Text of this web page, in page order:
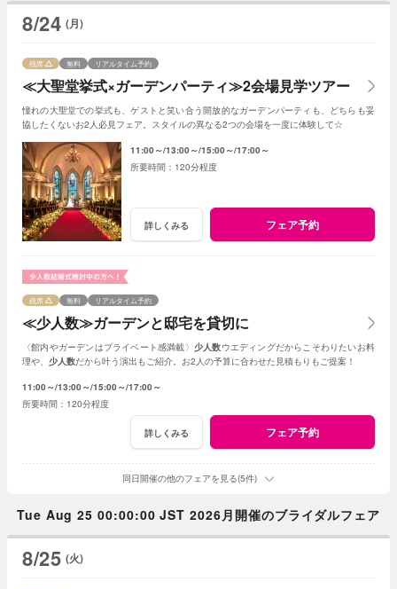
8/24 (月)
≪大聖堂挙式×ガーデンパーティ≫2会場見学ツアー
残席 無料 リアルタイム予約
憧れの大聖堂での挙式も、ゲストと笑い合う開放的なガーデンパーティも、どちらも妥
協したくないお2人必見フェア。スタイルの異なる2つの会場を一度に体験して☆
11:00～ 13:00～ 15:00～ 17:00～
120分程度
詳しくみる フェア予約
≪少人数≫ガーデンと邸宅を貸切に
残席 無料 リアルタイム予約
〈館内やガーデンはプライベート感満載〉 少人数ウエディングだからこそわりたいお料
理や、 少人数だから叶う演出もご紹介。お2人の予算に合わせた見積もりもご提案！
11:00～ 13:00～ 15:00～ 17:00～
120分程度
詳しくみる フェア予約
同日開催の他のフェアを見る(5件)
Tue Aug 25 00:00:00 JST 2026月開催のブライダルフェア
8/25 (火)